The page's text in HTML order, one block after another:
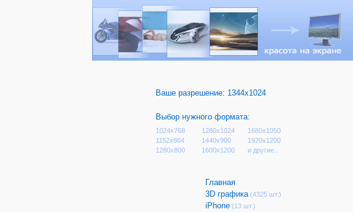
Ваше разрешение: 1344x1024
Выбор нужного формата:
1024x768 1280x1024
1680x1050
1152x864
1440x900
1920x1200
1280x800
1600x1200 и другие...
Главная
3D графика (4325 шт.)
iPhone (13 шт.)